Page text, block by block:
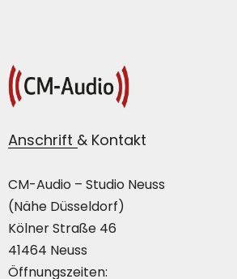
Anschrift & Kontakt
CM-Audio – Studio Neuss
(Nähe Düsseldorf)
Kölner Straße 46
41464 Neuss
Öffnungszeiten: